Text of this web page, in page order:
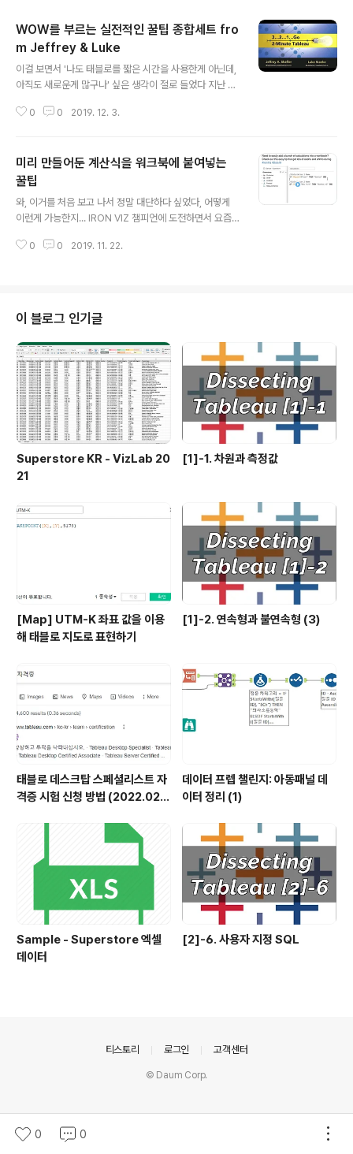
WOW를 부르는 실전적인 꿀팁 종합세트 fro
m Jeffrey & Luke
이걸 보면서 '나도 태블로를 짧은 시간을 사용한게 아닌데,
아직도 새로운게 많구나' 싶은 생각이 절로 들었다 지난 태
표했던 내용인데, 클래스가 남달랐던 세션이어서 나를 위
마음으로 기꺼이! VizLab의 추천 레벨은, 배경 지식으로
이해 - "확인해두면 도움이 되는 내용" - 강추 인상적이었
던 부분 💁🏻‍♂️👇 12:46 INCLUDE LOD를 사용해서 Top
5와 Bottom 5를 하나의 시트에 동시에 표현 25:32 IND
cation) 29:29 달력에서 빈 날짜..
0 0 2019. 12. 3.
미리 만들어둔 계산식을 워크북에 붙여넣는
꿀팁
와, 이거를 처음 보고 나서 정말 대단하다 싶었다, 어떻게
이런게 가능한지... IRON VIZ 챔피언에 도전하면서 요즘
Z 무대에서 사용하면서 보고 있던 모든 사람들을 놀라게
0 0 2019. 11. 22.
이 블로그 인기글
Superstore KR - VizLab 20
21
[1]-1. 차원과 측정값
[Map] UTM-K 좌표 값을 이용
해 태블로 지도로 표현하기
[1]-2. 연속형과 불연속형 (3)
태블로 데스크탑 스페셜리스트 자
격증 시험 신청 방법 (2022.02.2
데이터 프렙 챌린지: 아동패널 데
이터 정리 (1)
Sample - Superstore 엑셀
데이터
[2]-6. 사용자 지정 SQL
0 0
티스토리 로그인 고객센터
© Daum Corp.